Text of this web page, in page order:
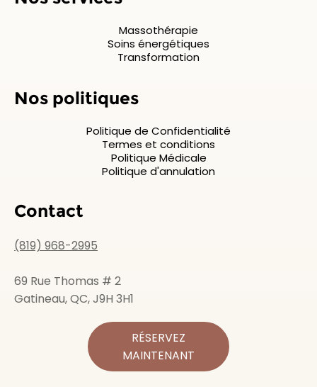
Contact
(819) 968-2995
69 Rue Thomas # 2
Gatineau, QC, J9H 3H1
RÉSERVEZ
MAINTENANT
Massothérapie
Soins énergétiques
Transformation
Nos politiques
Politique de Confidentialité
Termes et conditions
Politique Médicale
Politique d'annulation